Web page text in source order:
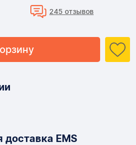
245 отзывов
доставка EMS